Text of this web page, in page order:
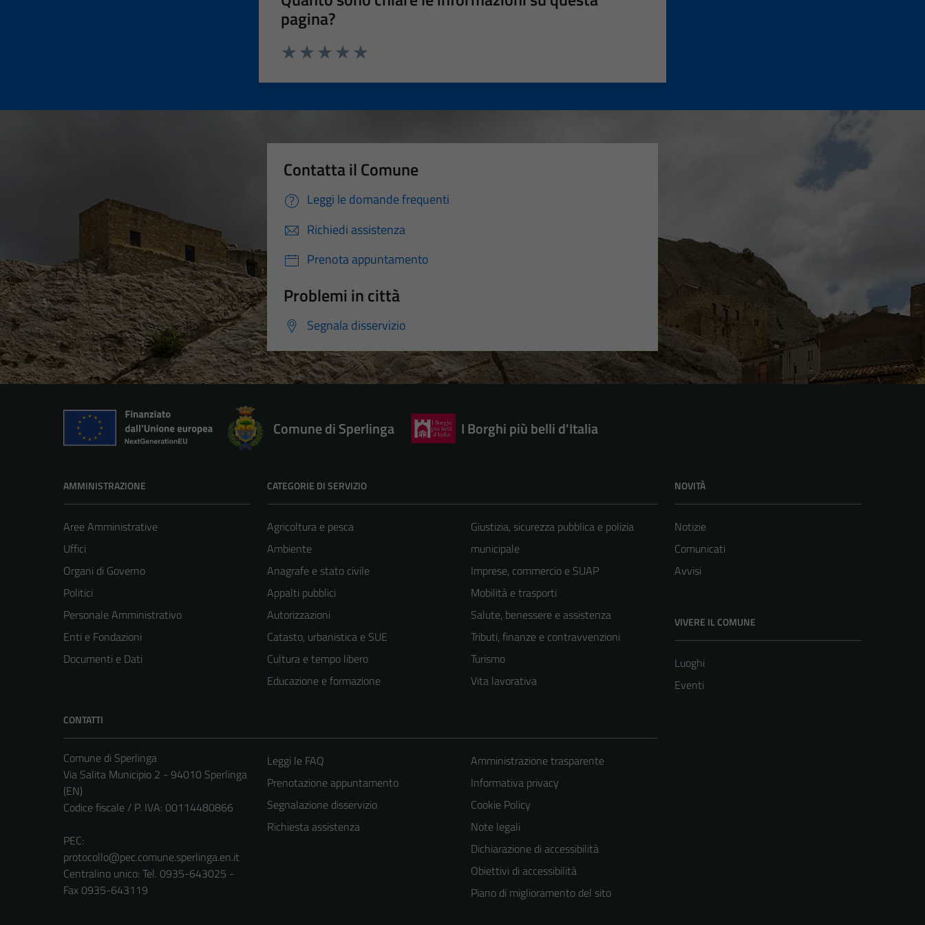
pagina?
Contatta il Comune
Leggi le domande frequenti
Richiedi assistenza
Prenota appuntamento
Problemi in città
Segnala disservizio
Comune di Sperlinga I Borghi più belli d'Italia
AMMINISTRAZIONE
Aree Amministrative
Uffici
Organi di Governo
Politici
Personale Amministrativo
Enti e Fondazioni
Documenti e Dati
CATEGORIE DI SERVIZIO
Agricoltura e pesca
Ambiente
Anagrafe e stato civile
Appalti pubblici
Autorizzazioni
Catasto, urbanistica e SUE
Cultura e tempo libero
Educazione e formazione
Giustizia, sicurezza pubblica e polizia
municipale
Imprese, commercio e SUAP
Mobilità e trasporti
Salute, benessere e assistenza
Tributi, finanze e contravvenzioni
Turismo
Vita lavorativa
NOVITÀ
Notizie
Comunicati
Avvisi
VIVERE IL COMUNE
Luoghi
Eventi
CONTATTI
Comune di Sperlinga
Via Salita Municipio 2 - 94010 Sperlinga
(EN)
Codice fiscale / P. IVA: 00114480866
PEC:
protocollo@pec.comune.sperlinga.en.it
Centralino unico: Tel. 0935-643025 -
Fax 0935-643119
Leggi le FAQ
Prenotazione appuntamento
Segnalazione disservizio
Richiesta assistenza
Amministrazione trasparente
Informativa privacy
Cookie Policy
Note legali
Dichiarazione di accessibilità
Obiettivi di accessibilità
Piano di miglioramento del sito
Tecnici
Questi cookie
sono necessari
per il
funzionamento